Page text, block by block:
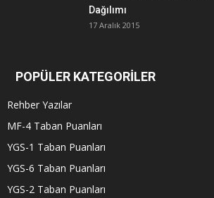
Dağılımı
17 Aralık 2015
POPÜLER KATEGORİLER
Rehber Yazılar
MF-4 Taban Puanları
YGS-1 Taban Puanları
YGS-6 Taban Puanları
YGS-2 Taban Puanları